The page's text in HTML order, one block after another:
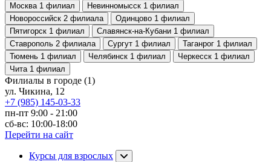
Москва 1 филиал Невинномысск 1 филиал
Новороссийск 2 филиала Одинцово 1 филиал
Пятигорск 1 филиал Славянск-на-Кубани 1 филиал
Ставрополь 2 филиала Сургут 1 филиал Таганрог 1 филиал
Тюмень 1 филиал Челябинск 1 филиал Черкесск 1 филиал
Чита 1 филиал
Филиалы в городе (1)
ул. Чикина, 12
+7 (985) 145-03-33
пн-пт 9:00 - 21:00
сб-вс: 10:00-18:00
Перейти на сайт
Курсы для взрослых